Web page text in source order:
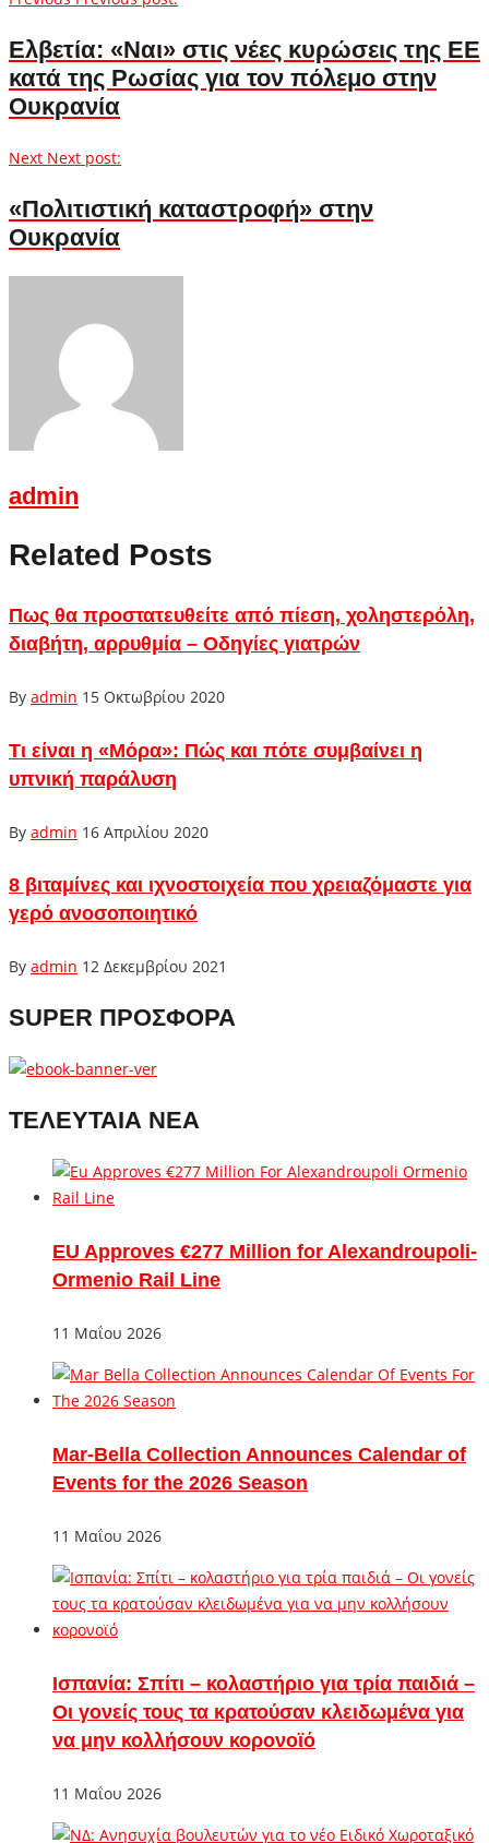
Ελβετία: «Ναι» στις νέες κυρώσεις της ΕΕ
κατά της Ρωσίας για τον πόλεμο στην
Ουκρανία
Next Next post:
«Πολιτιστική καταστροφή» στην
Ουκρανία
admin
Related Posts
Πως θα προστατευθείτε από πίεση, χοληστερόλη,
διαβήτη, αρρυθμία – Οδηγίες γιατρών
By admin 15 Οκτωβρίου 2020
Τι είναι η «Μόρα»: Πώς και πότε συμβαίνει η
υπνική παράλυση
By admin 16 Απριλίου 2020
8 βιταμίνες και ιχνοστοιχεία που χρειαζόμαστε για
γερό ανοσοποιητικό
By admin 12 Δεκεμβρίου 2021
SUPER ΠΡΟΣΦΟΡΑ
ΤΕΛΕΥΤΑΙΑ ΝΕΑ
EU Approves €277 Million for Alexandroupoli-
Ormenio Rail Line
11 Μαΐου 2026
Mar-Bella Collection Announces Calendar of
Events for the 2026 Season
11 Μαΐου 2026
Ισπανία: Σπίτι – κολαστήριο για τρία παιδιά –
Οι γονείς τους τα κρατούσαν κλειδωμένα για
να μην κολλήσουν κορονοϊό
11 Μαΐου 2026